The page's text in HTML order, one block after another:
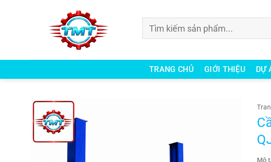
Tìm
TRANG CHỦ GIỚI THIỆU DỰ
Mô